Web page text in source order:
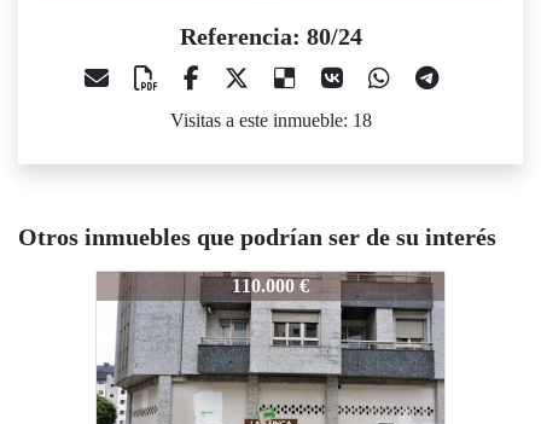
Referencia: 80/24
Visitas a este inmueble: 18
Otros inmuebles que podrían ser de su interés
110.000 €
80/24 124.000 €